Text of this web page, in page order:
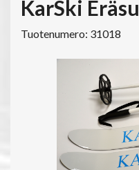
KarSki
Tuotenumero: 31018